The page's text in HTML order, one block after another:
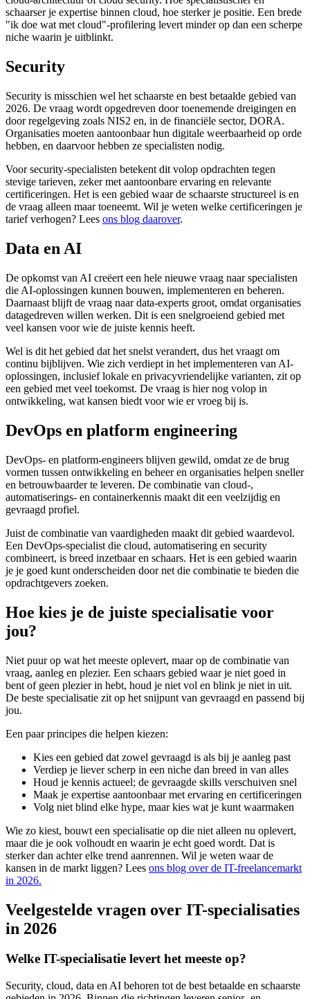
schaarser je expertise binnen cloud, hoe sterker je positie. Een brede
"ik doe wat met cloud"-profilering levert minder op dan een scherpe
niche waarin je uitblinkt.
Security
Security is misschien wel het schaarste en best betaalde gebied van
2026. De vraag wordt opgedreven door toenemende dreigingen en
door regelgeving zoals NIS2 en, in de financiële sector, DORA.
Organisaties moeten aantoonbaar hun digitale weerbaarheid op orde
hebben, en daarvoor hebben ze specialisten nodig.
Voor security-specialisten betekent dit volop opdrachten tegen
stevige tarieven, zeker met aantoonbare ervaring en relevante
certificeringen. Het is een gebied waar de schaarste structureel is en
de vraag alleen maar toeneemt. Wil je weten welke certificeringen je
tarief verhogen? Lees ons blog daarover.
Data en AI
De opkomst van AI creëert een hele nieuwe vraag naar specialisten
die AI-oplossingen kunnen bouwen, implementeren en beheren.
Daarnaast blijft de vraag naar data-experts groot, omdat organisaties
datagedreven willen werken. Dit is een snelgroeiend gebied met
veel kansen voor wie de juiste kennis heeft.
Wel is dit het gebied dat het snelst verandert, dus het vraagt om
continu bijblijven. Wie zich verdiept in het implementeren van AI-
oplossingen, inclusief lokale en privacyvriendelijke varianten, zit op
een gebied met veel toekomst. De vraag is hier nog volop in
ontwikkeling, wat kansen biedt voor wie er vroeg bij is.
DevOps en platform engineering
DevOps- en platform-engineers blijven gewild, omdat ze de brug
vormen tussen ontwikkeling en beheer en organisaties helpen sneller
en betrouwbaarder te leveren. De combinatie van cloud-,
automatiserings- en containerkennis maakt dit een veelzijdig en
gevraagd profiel.
Juist de combinatie van vaardigheden maakt dit gebied waardevol.
Een DevOps-specialist die cloud, automatisering en security
combineert, is breed inzetbaar en schaars. Het is een gebied waarin
je je goed kunt onderscheiden door net die combinatie te bieden die
opdrachtgevers zoeken.
Hoe kies je de juiste specialisatie voor
jou?
Niet puur op wat het meeste oplevert, maar op de combinatie van
vraag, aanleg en plezier. Een schaars gebied waar je niet goed in
bent of geen plezier in hebt, houd je niet vol en blink je niet in uit.
De beste specialisatie zit op het snijpunt van gevraagd en passend bij
jou.
Een paar principes die helpen kiezen:
Kies een gebied dat zowel gevraagd is als bij je aanleg past
Verdiep je liever scherp in een niche dan breed in van alles
Houd je kennis actueel; de gevraagde skills verschuiven snel
Maak je expertise aantoonbaar met ervaring en certificeringen
Volg niet blind elke hype, maar kies wat je kunt waarmaken
Wie zo kiest, bouwt een specialisatie op die niet alleen nu oplevert,
maar die je ook volhoudt en waarin je echt goed wordt. Dat is
sterker dan achter elke trend aanrennen. Wil je weten waar de
kansen in de markt liggen? Lees ons blog over de IT-freelancemarkt
in 2026.
Veelgestelde vragen over IT-specialisaties
in 2026
Welke IT-specialisatie levert het meeste op?
Security, cloud, data en AI behoren tot de best betaalde en schaarste